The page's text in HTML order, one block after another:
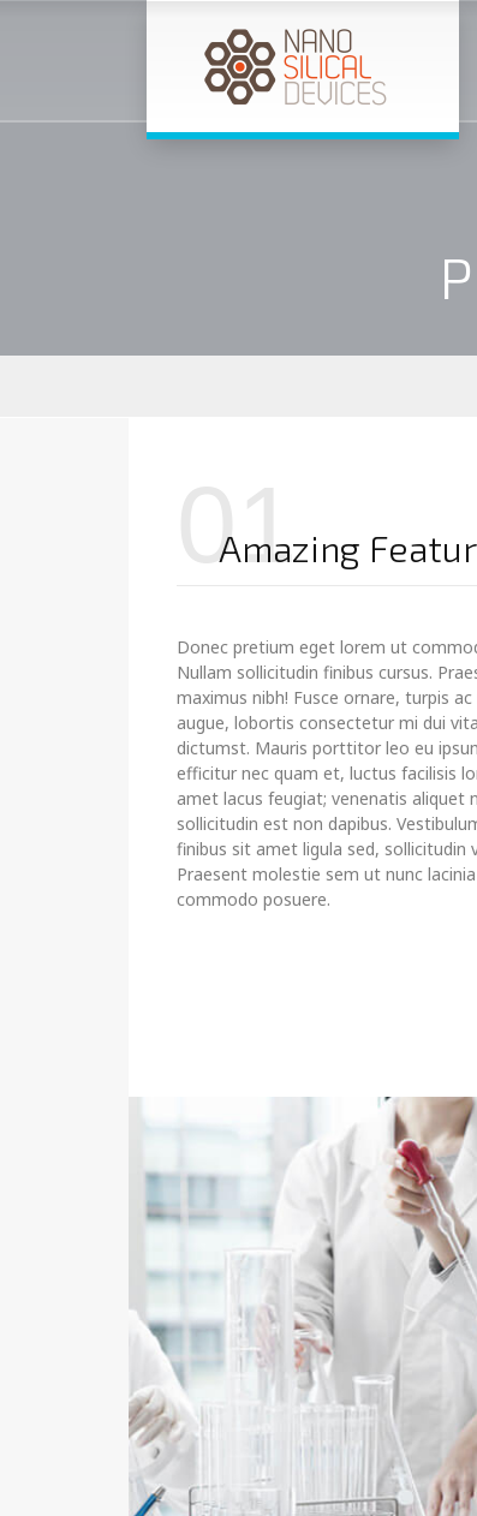
01
Amazing
Donec pretium eget lorem ut
Nullam sollicitudin finibus cursus.
maximus nibh! Fusce ornare, turpis
augue, lobortis consectetur mi dui
dictumst. Mauris porttitor leo eu
efficitur nec quam et, luctus facilisis
amet lacus feugiat; venenatis aliquet
sollicitudin est non dapibus.
finibus sit amet ligula sed,
Praesent molestie sem ut nunc
commodo posuere.